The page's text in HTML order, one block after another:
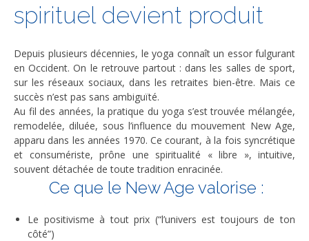
spirituel devient produit
Depuis plusieurs décennies, le yoga connaît un essor fulgurant
en Occident. On le retrouve partout : dans les salles de sport,
sur les réseaux sociaux, dans les retraites bien-être. Mais ce
succès n’est pas sans ambiguïté.
Au fil des années, la pratique du yoga s’est trouvée mélangée,
remodelée, diluée, sous l’influence du mouvement New Age,
apparu dans les années 1970. Ce courant, à la fois syncrétique
et consumériste, prône une spiritualité « libre », intuitive,
souvent détachée de toute tradition enracinée.
Ce que le New Age valorise :
Le positivisme à tout prix (“l’univers est toujours de ton
côté”)